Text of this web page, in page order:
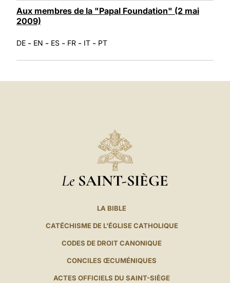
Aux membres de la "Papal Foundation" (2 mai
2009)
DE - EN - ES - FR - IT - PT
Le SAINT-SIÈGE
LA BIBLE
CATÉCHISME DE L'ÉGLISE CATHOLIQUE
CODES DE DROIT CANONIQUE
CONCILES ŒCUMÉNIQUES
ACTES OFFICIELS DU SAINT-SIÈGE